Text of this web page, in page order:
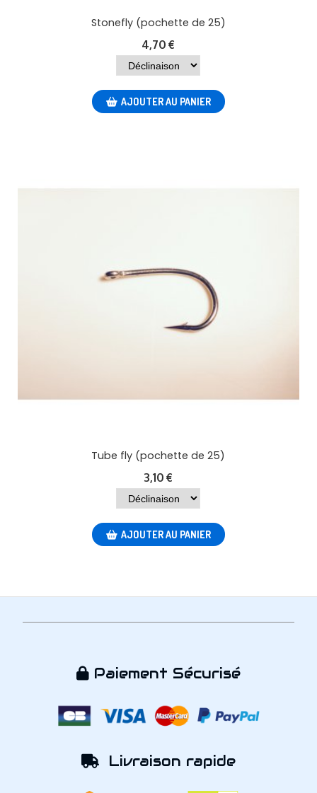
Stonefly (pochette de 25)
4,70 €
AJOUTER AU PANIER
Tube fly (pochette de 25)
3,10 €
AJOUTER AU PANIER
 Paiement Sécurisé
 Livraison rapide